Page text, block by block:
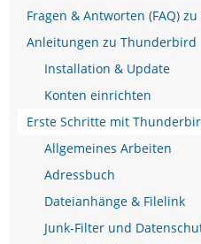
Fragen & Antworten (FAQ)
Anleitungen zu Thunderbird
Installation & Update
Konten einrichten
Erste Schritte mit
Allgemeines Arbeiten
Adressbuch
Dateianhänge & Filelink
Junk-Filter und